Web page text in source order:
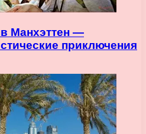
Манхэттен —
приключения